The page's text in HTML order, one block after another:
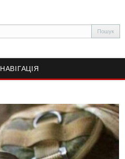
НАВІГАЦІЯ